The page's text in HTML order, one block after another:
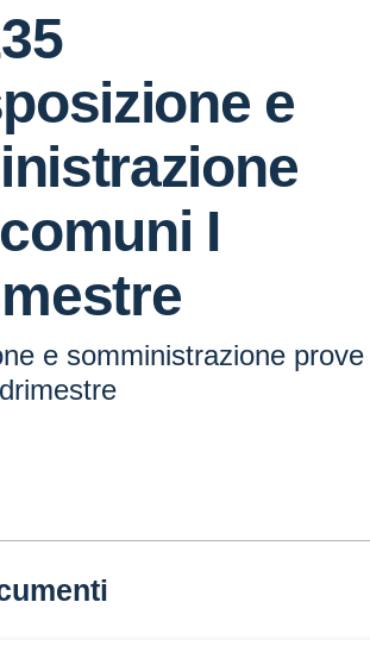
e
I
e somministrazione prove